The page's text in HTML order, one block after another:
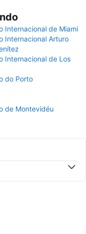
Internacional de Miami
Internacional Arturo
Internacional de Los
do Porto
de Montevidéu